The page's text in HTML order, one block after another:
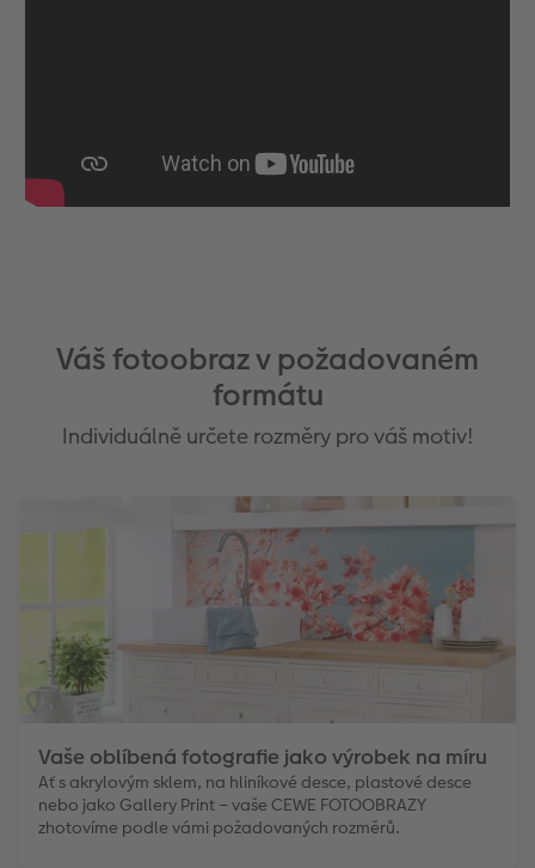
Váš fotoobraz v požadovaném
formátu
Individuálně určete rozměry pro váš motiv!
Vaše oblíbená fotografie jako výrobek na míru
Ať s akrylovým sklem, na hliníkové desce, plastové desce
nebo jako Gallery Print – vaše CEWE FOTOOBRAZY
zhotovíme podle vámi požadovaných rozměrů.